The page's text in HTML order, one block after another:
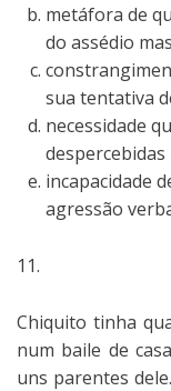
metáfora de
do assédio
sua tentativa
necessidade
incapacidade
agressão
11.
Chiquito tinha
num baile de
uns parentes